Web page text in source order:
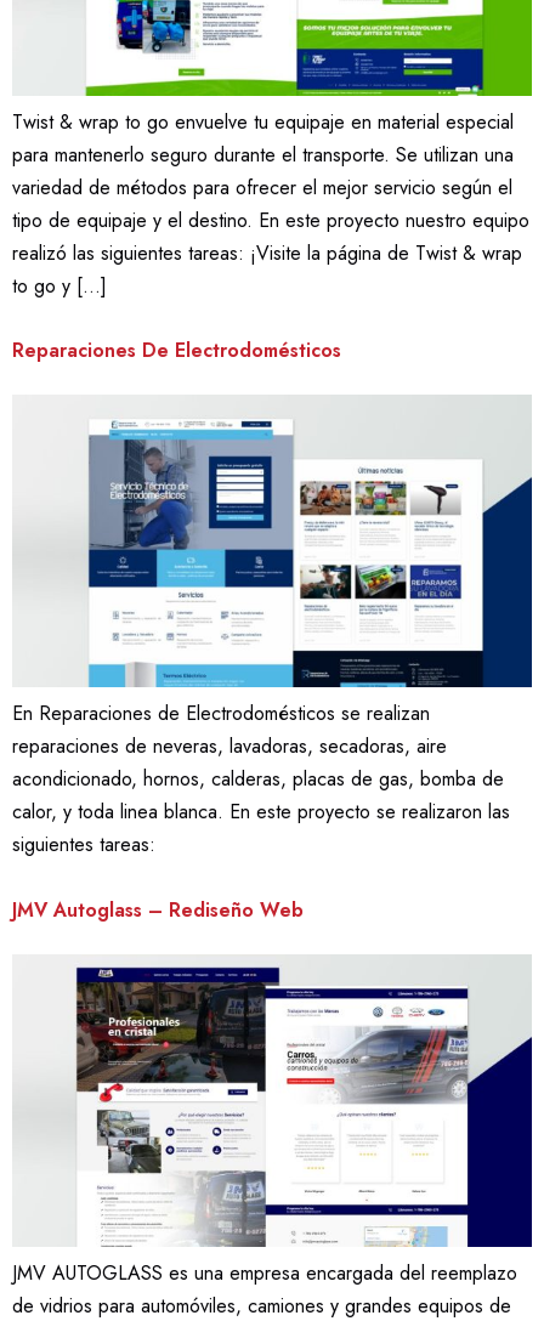
Twist & wrap to go envuelve tu equipaje en material especial
para mantenerlo seguro durante el transporte. Se utilizan una
variedad de métodos para ofrecer el mejor servicio según el
tipo de equipaje y el destino. En este proyecto nuestro equipo
realizó las siguientes tareas: ¡Visite la página de Twist & wrap
to go y […]
Reparaciones De Electrodomésticos
En Reparaciones de Electrodomésticos se realizan
reparaciones de neveras, lavadoras, secadoras, aire
acondicionado, hornos, calderas, placas de gas, bomba de
calor, y toda linea blanca. En este proyecto se realizaron las
siguientes tareas:
JMV Autoglass – Rediseño Web
JMV AUTOGLASS es una empresa encargada del reemplazo
de vidrios para automóviles, camiones y grandes equipos de